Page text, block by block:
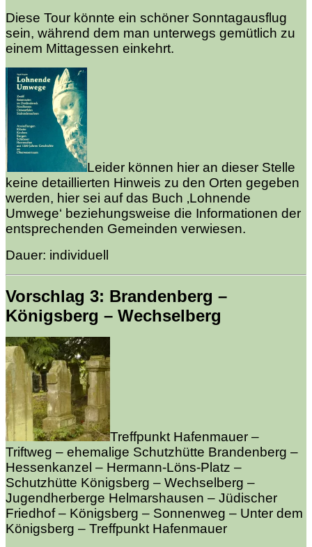
Diese Tour könnte ein schöner Sonntagausflug
sein, während dem man unterwegs gemütlich zu
einem Mittagessen einkehrt.
Leider können hier an dieser Stelle
keine detaillierten Hinweis zu den Orten gegeben
werden, hier sei auf das Buch ‚Lohnende
Umwege‘ beziehungsweise die Informationen der
entsprechenden Gemeinden verwiesen.
Dauer: individuell
Vorschlag 3: Brandenberg –
Königsberg – Wechselberg
Treffpunkt Hafenmauer –
Triftweg – ehemalige Schutzhütte Brandenberg –
Hessenkanzel – Hermann-Löns-Platz –
Schutzhütte Königsberg – Wechselberg –
Jugendherberge Helmarshausen – Jüdischer
Friedhof – Königsberg – Sonnenweg – Unter dem
Königsberg – Treffpunkt Hafenmauer